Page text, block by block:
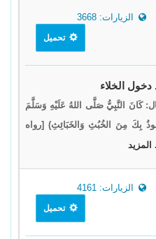
الزيارات: 3668
تحميل
كَانَ النَّبِيُّ صَلَّى اللهُ عَلَيْهِ وَسَلَّمَ
بِكَ مِنَ الخُبُثِ وَالخَبَائِثِ) [رواه
المزيد
الزيارات: 4161
تحميل